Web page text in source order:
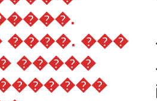
����. ���
�����